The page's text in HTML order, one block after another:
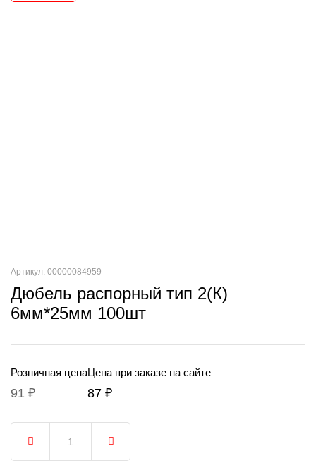
Артикул: 00000084959
Дюбель распорный тип 2(К)
6мм*25мм 100шт
Розничная цена
91 ₽
Цена при заказе на сайте
87 ₽